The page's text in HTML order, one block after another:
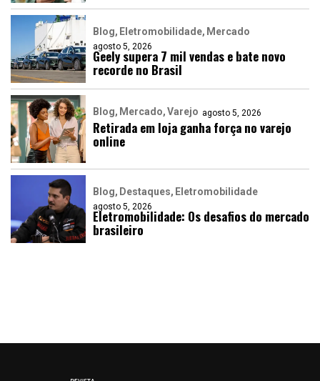
Blog Eletromobilidade Mercado
agosto 5, 2026
Geely supera 7 mil vendas e bate novo
recorde no Brasil
Blog Mercado Varejo agosto 5, 2026
Retirada em loja ganha força no varejo
online
Blog Destaques Eletromobilidade
agosto 5, 2026
Eletromobilidade: Os desafios do mercado
brasileiro